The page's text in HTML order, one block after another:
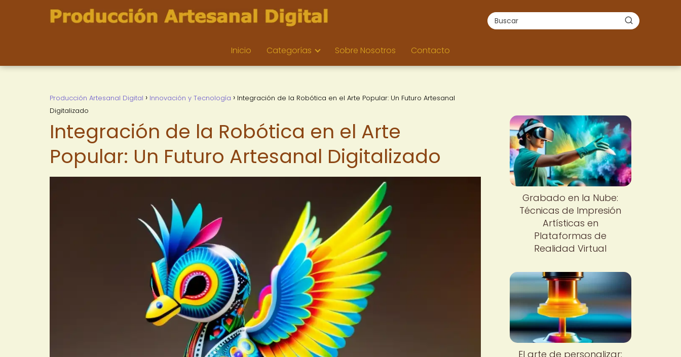
Inicio Categorías Sobre Nosotros Contacto
Producción Artesanal Digital Innovación y Tecnología
Integración de la Robótica en el Arte Popular: Un Futuro Artesanal
Digitalizado
Integración de la Robótica en el Arte
Popular: Un Futuro Artesanal Digitalizado
Grabado en la Nube:
Técnicas de Impresión
Artísticas en
Plataformas de
Realidad Virtual
El arte de personalizar: